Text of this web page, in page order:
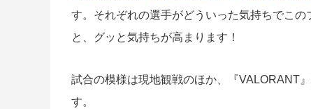
す。それぞれの選手がどういった気持ちでこ
と、グッと気持ちが高まります！
試合の模様は現地観戦のほか、『VALORANT
す。